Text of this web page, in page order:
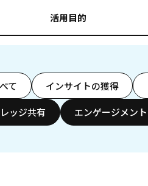
活用目的
て インサイトの獲得
ッジ共有 エンゲージメン